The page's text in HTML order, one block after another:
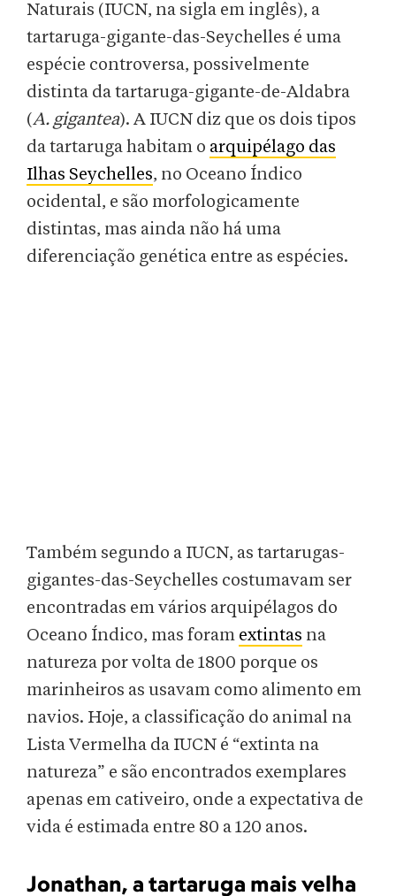
Naturais (IUCN, na sigla em inglês), a
tartaruga-gigante-das-Seychelles é uma
espécie controversa, possivelmente
distinta da tartaruga-gigante-de-Aldabra
(A. gigantea). A IUCN diz que os dois tipos
da tartaruga habitam o arquipélago das
Ilhas Seychelles, no Oceano Índico
ocidental, e são morfologicamente
distintas, mas ainda não há uma
diferenciação genética entre as espécies.
Também segundo a IUCN, as tartarugas-
gigantes-das-Seychelles costumavam ser
encontradas em vários arquipélagos do
Oceano Índico, mas foram extintas na
natureza por volta de 1800 porque os
marinheiros as usavam como alimento em
navios. Hoje, a classificação do animal na
Lista Vermelha da IUCN é “extinta na
natureza” e são encontrados exemplares
apenas em cativeiro, onde a expectativa de
vida é estimada entre 80 a 120 anos.
Jonathan, a tartaruga mais velha